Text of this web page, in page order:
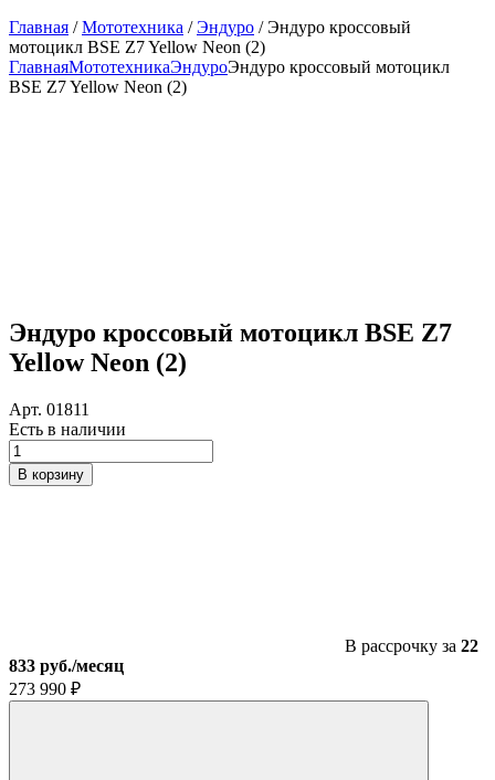
Главная /Мототехника /Эндуро / Эндуро кроссовый
мотоцикл BSE Z7 Yellow Neon (2)
ГлавнаяМототехникаЭндуроЭндуро кроссовый мотоцикл
BSE Z7 Yellow Neon (2)
Эндуро кроссовый мотоцикл BSE Z7
Yellow Neon (2)
Арт. 01811
Есть в наличии
Количество
товара
Эндуро
В корзину
В рассрочку за 22
833 руб./месяц
273 990 ₽